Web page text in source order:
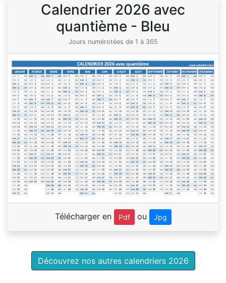
Calendrier 2026 avec
quantième - Bleu
Jours numérotées de 1 à 365
Télécharger en Pdf ou Jpg
Découvrez nos autres calendriers 2026